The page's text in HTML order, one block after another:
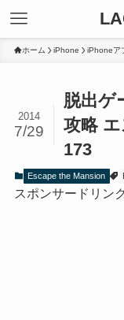
ホーム iPhone iPhoneア
脱出ゲ
攻略
173
2014
7/29
Escape the Mansion
スポンサードリンク